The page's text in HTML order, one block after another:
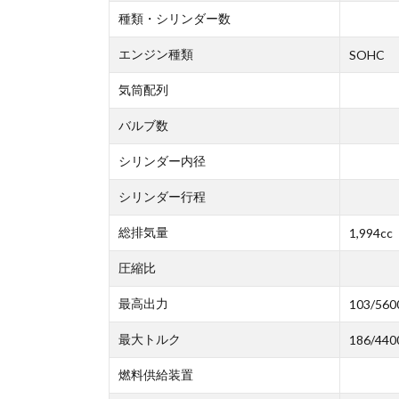
種類・シリンダー数
エンジン種類 SOHC
気筒配列
バルブ数
シリンダー内径
シリンダー行程
総排気量 1,994cc
圧縮比
最高出力 103/
最大トルク 186/
燃料供給装置